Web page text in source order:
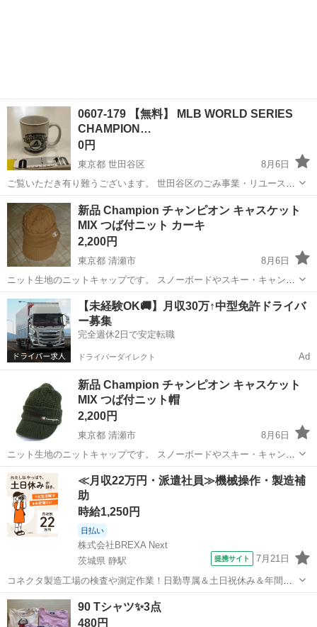
0607-179 【無料】 MLB WORLD SERIES
CHAMPION…
0円
東京都 世田谷区
8月6日
ご覧いただき有り難うございます。 世⽥⾕区のごみ事業・リユース事
業です。 粗⼤ごみ等の減量を⽬的にまだ使えるものをリユースしてい
ます。 ★★★★★ ご自宅にある不要品を是非世田谷区不要品持ち込み
スポットへお持ち込みしませ...
東京 世田谷区
新品 Champion チャンピオン キャスケット
MIX つば付ニット カーキ
2,200円
東京都 清瀬市
8月6日
ニット生地のニットキャップです。 スノーボードやスキー・キャンプ
などなど、通勤通学様々なシーンで使えるアイテムです サイズ・57-
59ｃｍ 素材・アクリル100％ 値下げは不可になります。プロフィー
ル欄を参...
東京 清瀬市 小物 チャンピオン
【未経験OK🚚】月収30万↑中型免許ドライバ
ー募集
完全週休2日で安定転職
ドライバーダイレクト Ad
新品 Champion チャンピオン キャスケット
MIX つば付ニット帽
2,200円
東京都 清瀬市
8月6日
ニット生地のニットキャップです。 スノーボードやスキー・キャンプ
などなど、通勤通学様々なシーンで使えるアイテムです サイズ・57-
59ｃｍ 素材・アクリル100％ 値下げは不可になります。プロフィー
ル欄を参...
東京 清瀬市 小物 チャンピオン
≪月収22万円・派遣社員≫機械操作・製造補
助
時給1,250円
日払い
株式会社BREXA Next
茨城県 静駅
提携サイト 7月21日
コネクタ製造工場の検査や測定作業！日勤専属＆土日祝休み＆年間休
日128日★クリーンルーム内作業★マイカー通勤OK＆無料駐車場あり
★就業先食堂利用可！日払い制度あり！《茨城県常陸大宮市》 人気の
工場のお仕事 ◇コネクタ製造工...
茨城 常陸大宮市 その他
90 Tシャツ✨3点
480円